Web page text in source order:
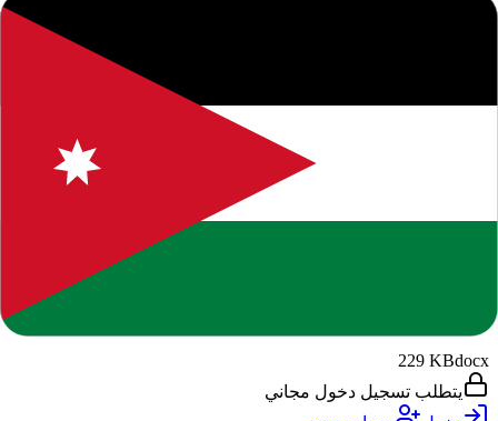
إعلامية فقط. نوصي دائماً بالتحقق من المصادر الرسمية والموثوقة.
إذا كان لديك أي استفسار أو ملاحظة، لا تتردد في التواصل معنا.
المرفقات والملفات
ملفات مرتبطة بالمنشور. يظهر خيار التحميل بوضوح حسب حالة
docx
229 KB
يتطلب تسجيل دخول مجاني